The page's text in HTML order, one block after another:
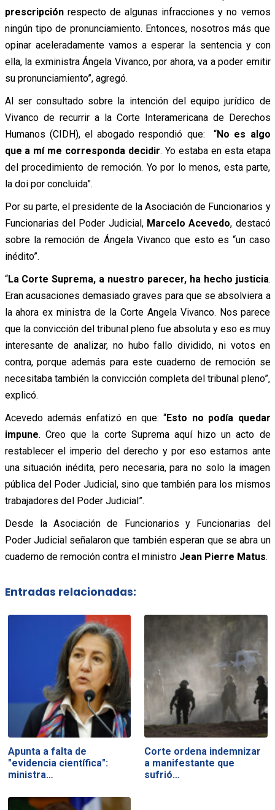
prescripciónrespecto de algunas infracciones y no vemos
ningún tipo de pronunciamiento. Entonces, nosotros más que
opinar aceleradamente vamos a esperar la sentencia y con
ella, la exministra Ángela Vivanco, por ahora, va a poder emitir
su pronunciamiento”, agregó.
Al ser consultado sobre la intención del equipo jurídico de
Vivanco de recurrir a la Corte Interamericana de Derechos
Humanos (CIDH), el abogado respondió que: “No es algo
que a mí me corresponda decidir. Yo estaba en esta etapa
del procedimiento de remoción. Yo por lo menos, esta parte,
la doi por concluida”.
Por su parte, el presidente de la Asociación de Funcionarios y
Funcionarias del Poder Judicial, Marcelo Acevedo, destacó
sobre la remoción de Ángela Vivanco que esto es “un caso
inédito”.
“La Corte Suprema, a nuestro parecer, ha hecho justicia.
Eran acusaciones demasiado graves para que se absolviera a
la ahora ex ministra de la Corte Angela Vivanco. Nos parece
que la convicción del tribunal pleno fue absoluta y eso es muy
interesante de analizar, no hubo fallo dividido, ni votos en
contra, porque además para este cuaderno de remoción se
necesitaba también la convicción completa del tribunal pleno”,
explicó.
Acevedo además enfatizó en que: “Esto no podía quedar
impune. Creo que la corte Suprema aquí hizo un acto de
restablecer el imperio del derecho y por eso estamos ante
una situación inédita, pero necesaria, para no solo la imagen
pública del Poder Judicial, sino que también para los mismos
trabajadores del Poder Judicial”.
Desde la Asociación de Funcionarios y Funcionarias del
Poder Judicial señalaron que también esperan que se abra un
cuaderno de remoción contra el ministro Jean Pierre Matus.
Entradas relacionadas:
Apunta a falta de
"evidencia científica":
ministra…
Corte ordena indemnizar
a manifestante que
sufrió…